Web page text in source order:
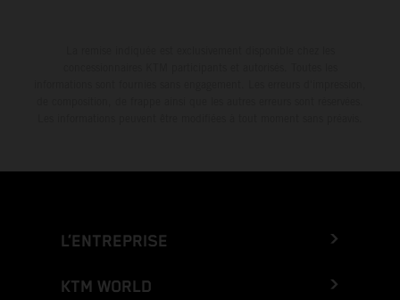
L’ENTREPRISE
KTM WORLD